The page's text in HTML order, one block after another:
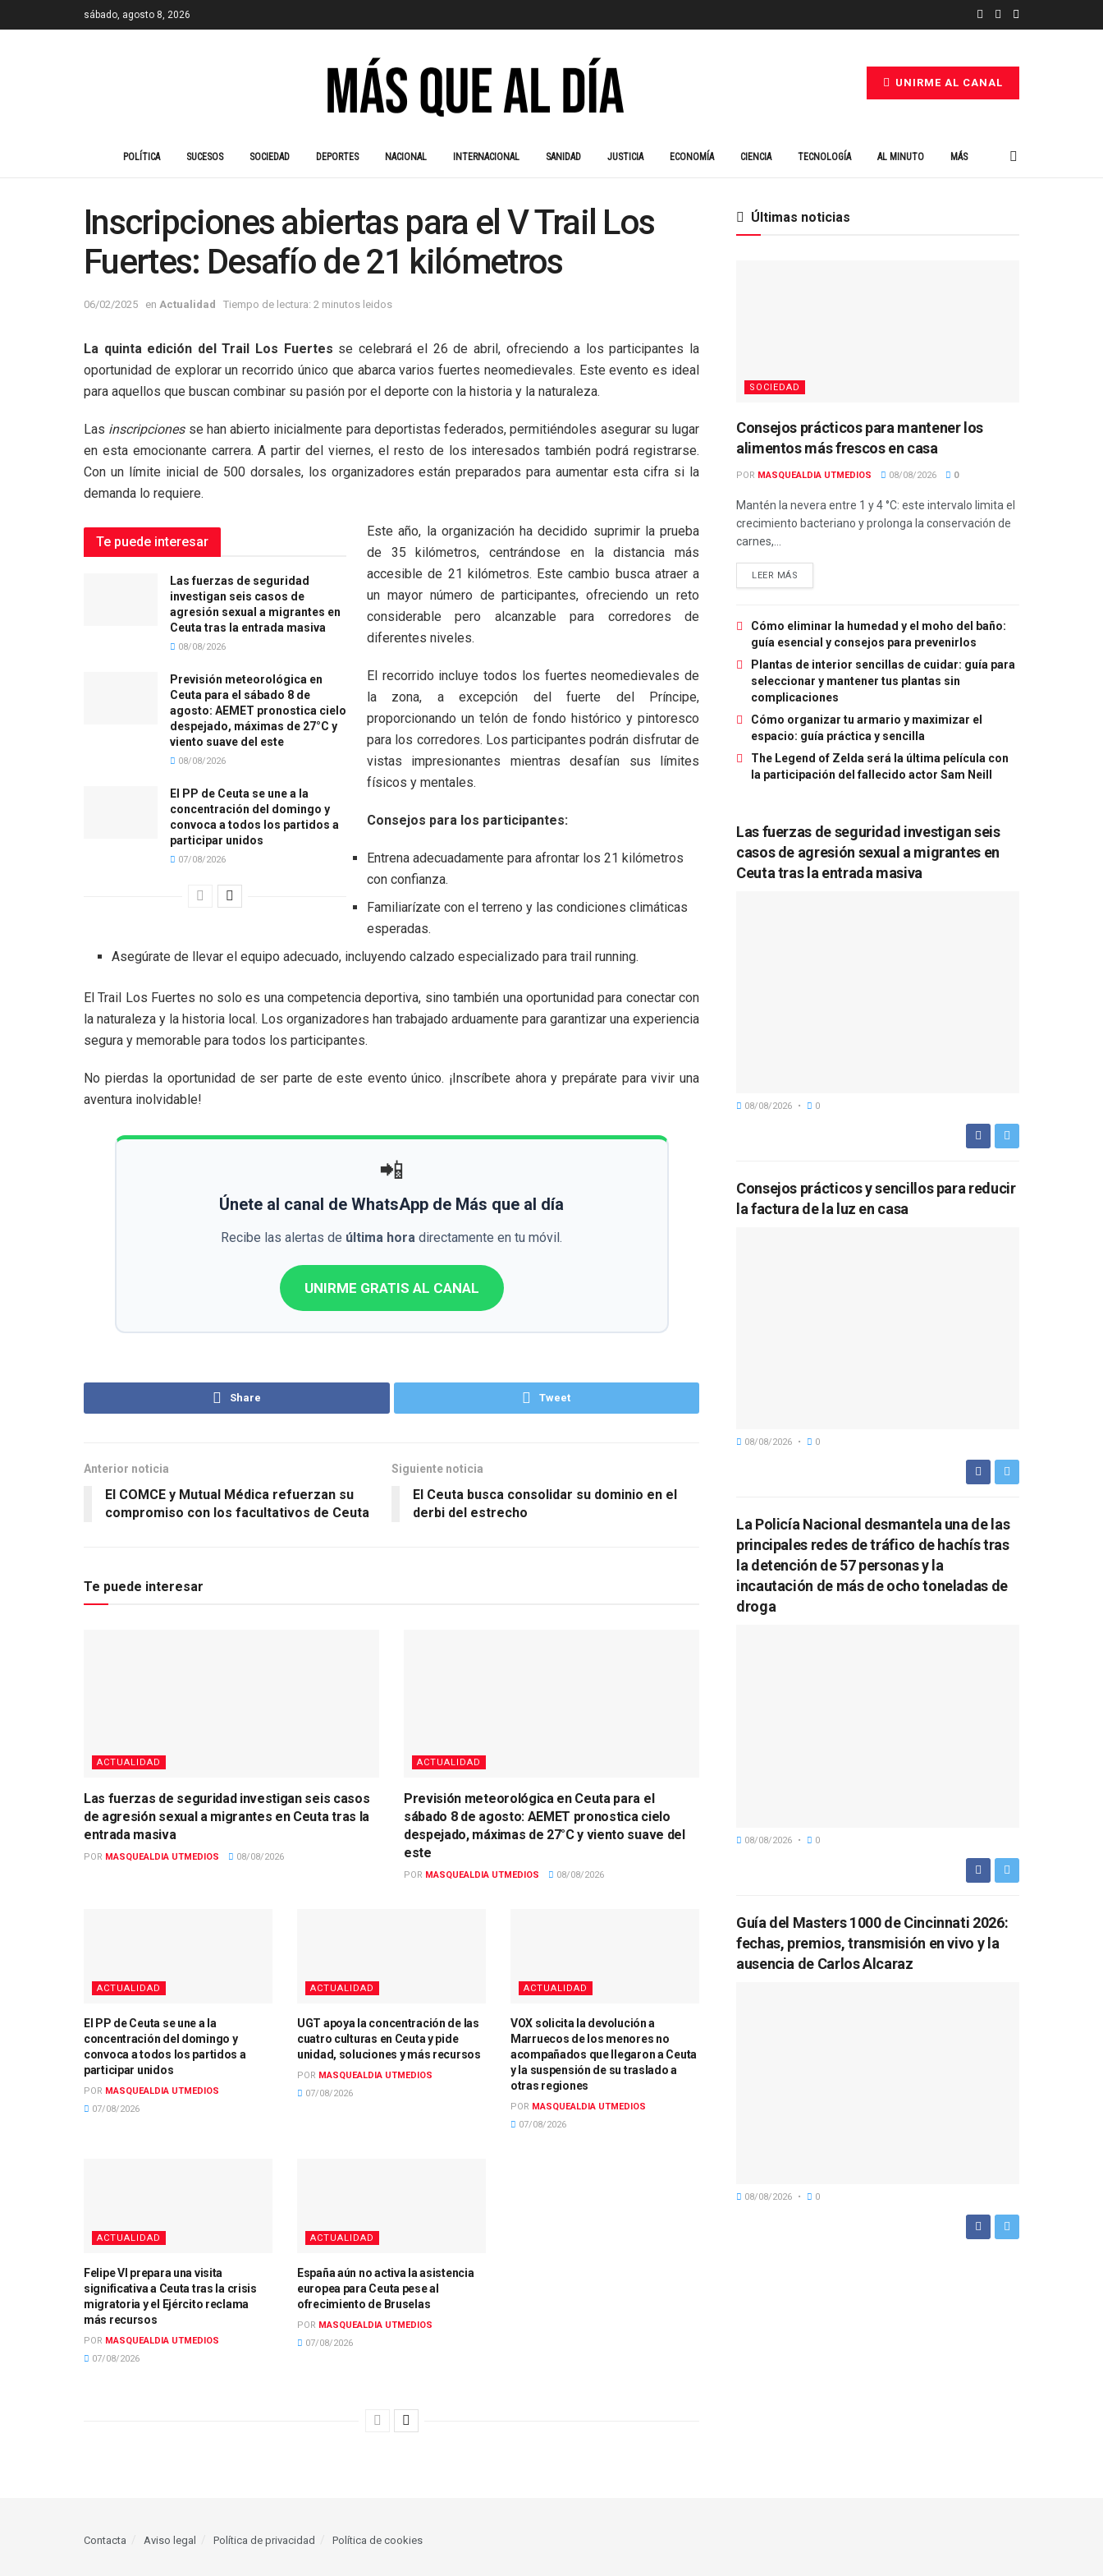
sábado, agosto 8, 2026
UNIRME AL CANAL
POLÍTICA SUCESOS SOCIEDAD DEPORTES NACIONAL INTERNACIONAL SANIDAD JUSTICIA ECONOMÍA CIENCIA TECNOLOGÍA AL MINUTO MÁS
Inscripciones abiertas para el V Trail Los
Fuertes: Desafío de 21 kilómetros
06/02/2025 en Actualidad Tiempo de lectura: 2 minutos leidos
La quinta edición del Trail Los Fuertes se celebrará el 26 de abril, ofreciendo a los participantes la
oportunidad de explorar un recorrido único que abarca varios fuertes neomedievales. Este evento es ideal
para aquellos que buscan combinar su pasión por el deporte con la historia y la naturaleza.
Las inscripcionesse han abierto inicialmente para deportistas federados, permitiéndoles asegurar su lugar
en esta emocionante carrera. A partir del viernes, el resto de los interesados también podrá registrarse.
Con un límite inicial de 500 dorsales, los organizadores están preparados para aumentar esta cifra si la
demanda lo requiere.
Te puede interesar
Las fuerzas de seguridad
investigan seis casos de
agresión sexual a migrantes en
Ceuta tras la entrada masiva
08/08/2026
Previsión meteorológica en
Ceuta para el sábado 8 de
agosto: AEMET pronostica cielo
despejado, máximas de 27°C y
viento suave del este
08/08/2026
El PP de Ceuta se une a la
concentración del domingo y
convoca a todos los partidos a
participar unidos
07/08/2026
Este año, la organización ha decidido suprimir la prueba
de 35 kilómetros, centrándose en la distancia más
accesible de 21 kilómetros. Este cambio busca atraer a
un mayor número de participantes, ofreciendo un reto
considerable pero alcanzable para corredores de
diferentes niveles.
El recorrido incluye todos los fuertes neomedievales de
la zona, a excepción del fuerte del Príncipe,
proporcionando un telón de fondo histórico y pintoresco
para los corredores. Los participantes podrán disfrutar de
vistas impresionantes mientras desafían sus límites
físicos y mentales.
Consejos para los participantes:
Entrena adecuadamente para afrontar los 21 kilómetros
con confianza.
Familiarízate con el terreno y las condiciones climáticas
esperadas.
Asegúrate de llevar el equipo adecuado, incluyendo calzado especializado para trail running.
El Trail Los Fuertes no solo es una competencia deportiva, sino también una oportunidad para conectar con
la naturaleza y la historia local. Los organizadores han trabajado arduamente para garantizar una experiencia
segura y memorable para todos los participantes.
No pierdas la oportunidad de ser parte de este evento único. ¡Inscríbete ahora y prepárate para vivir una
aventura inolvidable!
📲
Únete al canal de WhatsApp de Más que al día
Recibe las alertas de última hora directamente en tu móvil.
UNIRME GRATIS AL CANAL
Share Tweet
Anterior noticia
El COMCE y Mutual Médica refuerzan su
compromiso con los facultativos de Ceuta
Siguiente noticia
El Ceuta busca consolidar su dominio en el
derbi del estrecho
Te puede interesar
ACTUALIDAD
Las fuerzas de seguridad investigan seis casos
de agresión sexual a migrantes en Ceuta tras la
entrada masiva
POR MASQUEALDIA UTMEDIOS 08/08/2026
ACTUALIDAD
Previsión meteorológica en Ceuta para el
sábado 8 de agosto: AEMET pronostica cielo
despejado, máximas de 27°C y viento suave del
este
POR MASQUEALDIA UTMEDIOS 08/08/2026
ACTUALIDAD
El PP de Ceuta se une a la
concentración del domingo y
convoca a todos los partidos a
participar unidos
POR MASQUEALDIA UTMEDIOS
07/08/2026
ACTUALIDAD
UGT apoya la concentración de las
cuatro culturas en Ceuta y pide
unidad, soluciones y más recursos
POR MASQUEALDIA UTMEDIOS
07/08/2026
ACTUALIDAD
VOX solicita la devolución a
Marruecos de los menores no
acompañados que llegaron a Ceuta
y la suspensión de su traslado a
otras regiones
POR MASQUEALDIA UTMEDIOS
07/08/2026
ACTUALIDAD
Felipe VI prepara una visita
significativa a Ceuta tras la crisis
migratoria y el Ejército reclama
más recursos
POR MASQUEALDIA UTMEDIOS
07/08/2026
ACTUALIDAD
España aún no activa la asistencia
europea para Ceuta pese al
ofrecimiento de Bruselas
POR MASQUEALDIA UTMEDIOS
07/08/2026
Últimas noticias
SOCIEDAD
Consejos prácticos para mantener los
alimentos más frescos en casa
POR MASQUEALDIA UTMEDIOS 08/08/2026 0
Mantén la nevera entre 1 y 4 °C: este intervalo limita el
crecimiento bacteriano y prolonga la conservación de
carnes,...
LEER MÁS
Cómo eliminar la humedad y el moho del baño:
guía esencial y consejos para prevenirlos
Plantas de interior sencillas de cuidar: guía para
seleccionar y mantener tus plantas sin
complicaciones
Cómo organizar tu armario y maximizar el
espacio: guía práctica y sencilla
The Legend of Zelda será la última película con
la participación del fallecido actor Sam Neill
Las fuerzas de seguridad investigan seis
casos de agresión sexual a migrantes en
Ceuta tras la entrada masiva
08/08/2026 0
Consejos prácticos y sencillos para reducir
la factura de la luz en casa
08/08/2026 0
La Policía Nacional desmantela una de las
principales redes de tráfico de hachís tras
la detención de 57 personas y la
incautación de más de ocho toneladas de
droga
08/08/2026 0
Guía del Masters 1000 de Cincinnati 2026:
fechas, premios, transmisión en vivo y la
ausencia de Carlos Alcaraz
08/08/2026 0
Contacta Aviso legal Política de privacidad Política de cookies